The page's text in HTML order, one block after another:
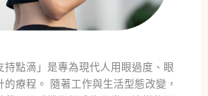
持點滴」是專為現代人用眼過度、眼
的療程。 隨著工作與生活型態改變，